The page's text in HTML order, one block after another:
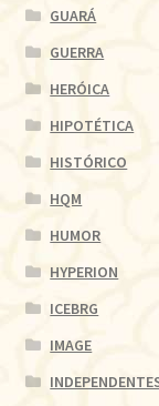
GUARÁ
GUERRA
HERÓICA
HIPOTÉTICA
HISTÓRICO
HQM
HUMOR
HYPERION
ICEBRG
IMAGE